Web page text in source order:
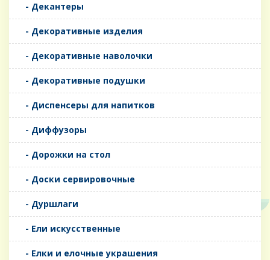
- Декантеры
- Декоративные изделия
- Декоративные наволочки
- Декоративные подушки
- Диспенсеры для напитков
- Диффузоры
- Дорожки на стол
- Доски сервировочные
- Дуршлаги
- Ели искусственные
- Елки и елочные украшения